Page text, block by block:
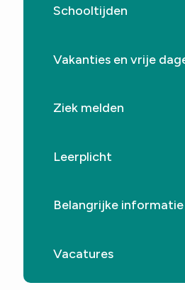
ContactSchooltijden
Vakanties en vrije
Ziek melden
Leerplicht
Belangrijke informatie
Vacatures